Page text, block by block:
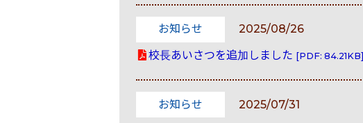
お知らせ
2025/08/26
校長あいさつを追加しました [PDF: 84.21KB]
お知らせ
2025/07/31